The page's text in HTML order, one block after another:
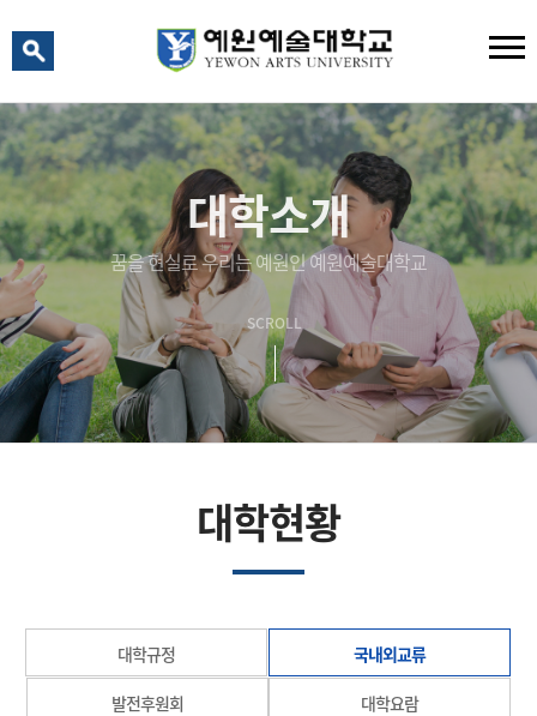
대학소개
꿈을 현실로 우리는 예원인 예원예술대학교
SCROLL
대학현황
대학규정 국내외교류
발전후원회 대학요람
예원예술대학교 AI 상담